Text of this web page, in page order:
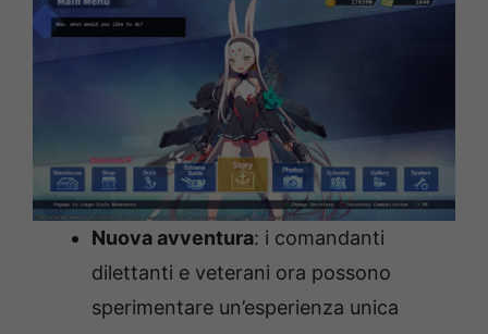
Nuova avventura: i comandanti
dilettanti e veterani ora possono
sperimentare un’esperienza unica